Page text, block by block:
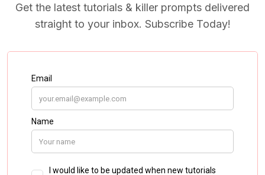
Get the latest tutorials & killer prompts delivered
straight to your inbox. Subscribe Today!